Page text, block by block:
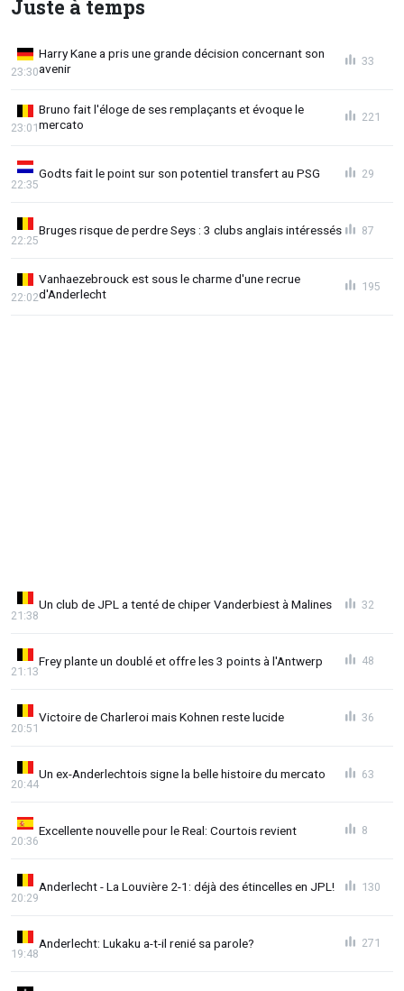
Juste à temps
Harry Kane a pris une grande décision concernant son
avenir
23:30
33
Bruno fait l'éloge de ses remplaçants et évoque le
mercato
23:01
221
Godts fait le point sur son potentiel transfert au PSG
22:35
29
Bruges risque de perdre Seys : 3 clubs anglais intéressés
22:25
87
Vanhaezebrouck est sous le charme d'une recrue
d'Anderlecht
22:02
195
Un club de JPL a tenté de chiper Vanderbiest à Malines
21:38
32
Frey plante un doublé et offre les 3 points à l'Antwerp
21:13
48
Victoire de Charleroi mais Kohnen reste lucide
20:51
36
Un ex-Anderlechtois signe la belle histoire du mercato
20:44
63
Excellente nouvelle pour le Real: Courtois revient
20:36
8
Anderlecht - La Louvière 2-1: déjà des étincelles en JPL!
20:29
130
Anderlecht: Lukaku a-t-il renié sa parole?
19:48
271